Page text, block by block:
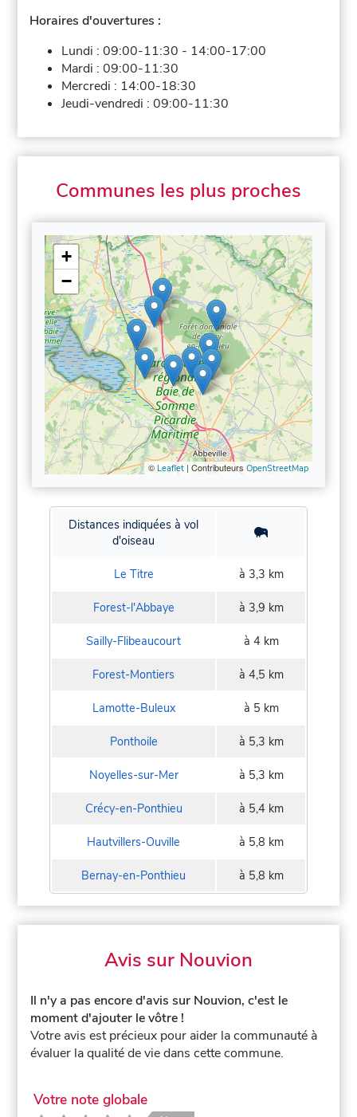
Horaires d'ouvertures :
Lundi :09:00-11:30 - 14:00-17:00
Mardi :09:00-11:30
Mercredi : 14:00-18:30
Jeudi-vendredi :09:00-11:30
Communes les plus proches
+
−
© Leaflet| Contributeurs OpenStreetMap
Distances indiquées à vol
d'oiseau
Le Titre à 3,3 km
Forest-l'Abbaye à 3,9 km
Sailly-Flibeaucourt à 4 km
Forest-Montiers à 4,5 km
Lamotte-Buleux à 5 km
Ponthoile à 5,3 km
Noyelles-sur-Mer à 5,3 km
Crécy-en-Ponthieu à 5,4 km
Hautvillers-Ouville à 5,8 km
Bernay-en-Ponthieu à 5,8 km
Avis sur Nouvion
Il n'y a pas encore d'avis sur Nouvion, c'est le
moment d'ajouter le vôtre !
Votre avis est précieux pour aider la communauté à
évaluer la qualité de vie dans cette commune.
Votre note globale